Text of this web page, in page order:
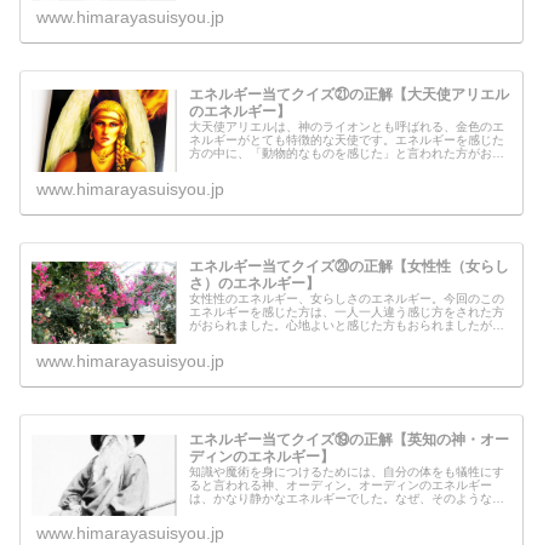
がおこなっている実験の一つなのか...
www.himarayasuisyou.jp
エネルギー当てクイズ㉑の正解【大天使アリエル
のエネルギー】
大天使アリエルは、神のライオンとも呼ばれる、金色のエ
ネルギーがとても特徴的な天使です。エネルギーを感じた
方の中に、「動物的なものを感じた」と言われた方がおら
ージを受け取ったのですが、どんな...
www.himarayasuisyou.jp
エネルギー当てクイズ⑳の正解【女性性（女らし
さ）のエネルギー】
女性性のエネルギー、女らしさのエネルギー。今回のこの
エネルギーを感じた方は、一人一人違う感じ方をされた方
がおられました。心地よいと感じた方もおられましたが、
おられました。なぜ今回は、感じ方...
www.himarayasuisyou.jp
エネルギー当てクイズ⑲の正解【英知の神・オー
ディンのエネルギー】
知識や魔術を身につけるためには、自分の体をも犠牲にす
ると言われる神、オーディン。オーディンのエネルギー
は、かなり静かなエネルギーでした。なぜ、そのようなエ
のです。英知の神・オーディンからと...
www.himarayasuisyou.jp